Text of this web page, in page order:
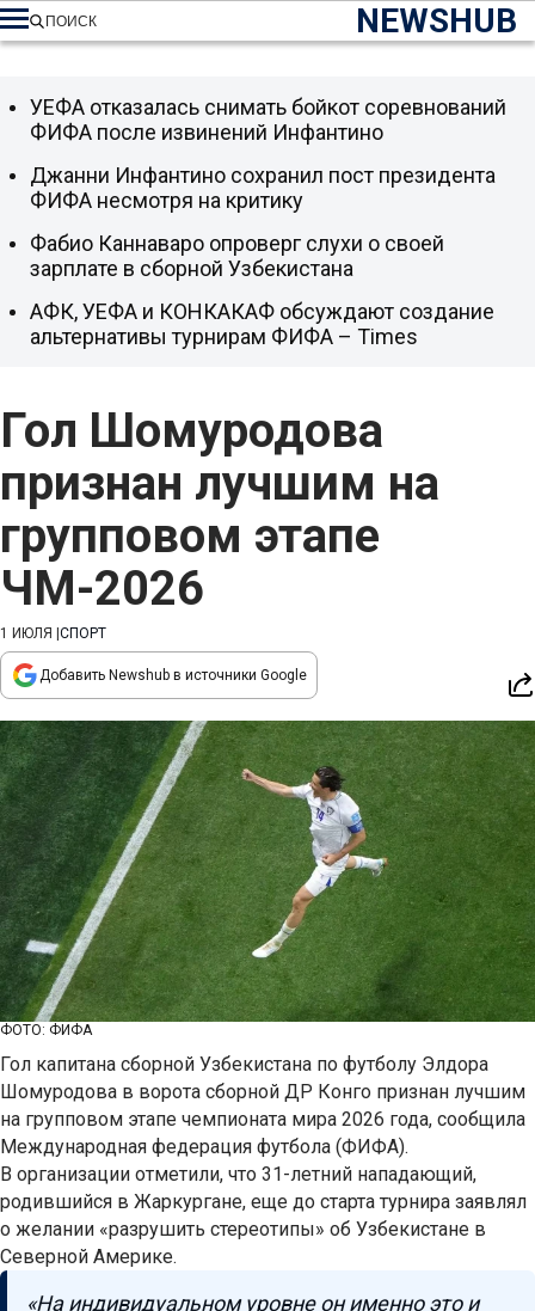
NEWSHUB
ПОИСК
Гол Шомуродова
признан лучшим на
групповом этапе
ЧМ-2026
1 ИЮЛЯ СПОРТ
Добавить Newshub в источники Google
ФОТО: ФИФА
Гол капитана сборной Узбекистана по футболу Элдора
Шомуродова в ворота сборной ДР Конго признан лучшим
на групповом этапе чемпионата мира 2026 года, сообщила
Международная федерация футбола (ФИФА).
В организации отметили, что 31-летний нападающий,
родившийся в Жаркургане, еще до старта турнира заявлял
о желании «разрушить стереотипы» об Узбекистане в
Северной Америке.
«На индивидуальном уровне он именно это и
УЕФА отказалась снимать бойкот соревнований
ФИФА после извинений Инфантино
Джанни Инфантино сохранил пост президента
ФИФА несмотря на критику
Фабио Каннаваро опроверг слухи о своей
зарплате в сборной Узбекистана
АФК, УЕФА и КОНКАКАФ обсуждают создание
альтернативы турнирам ФИФА – Times